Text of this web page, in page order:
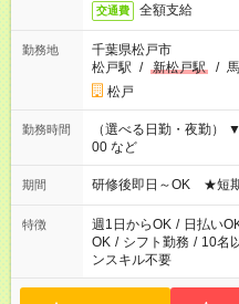
交通費 全額支給
勤務地
千葉県松戸市
松戸駅 / 新松戸駅 /
松戸
勤務時間
（選べる日勤・夜勤）
00 など
期間 研修後即日～OK ★短
特徴 週1日からOK / 日払い
OK / シフト勤務 / 10名
ンスキル不要